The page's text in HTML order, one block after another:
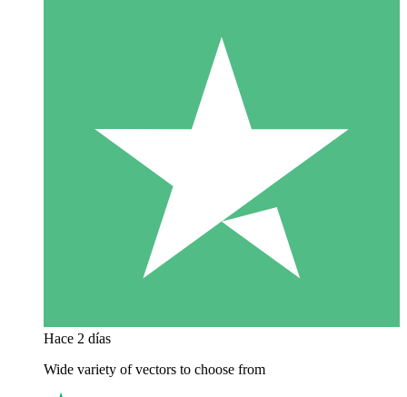
Hace 2 días
Wide variety of vectors to choose from